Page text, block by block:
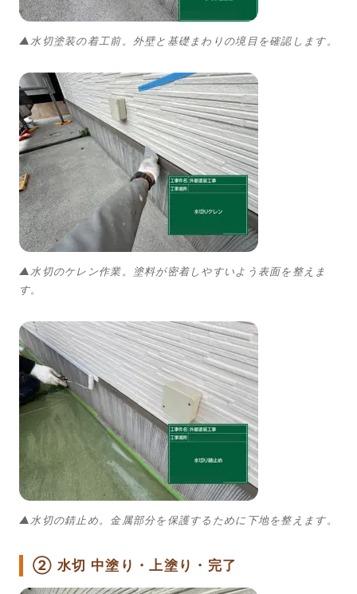
▲水切塗装の着工前。外壁と基礎まわりの境目を確認します。
▲水切のケレン作業。塗料が密着しやすいよう表面を整えま
す。
▲水切の錆止め。金属部分を保護するために下地を整えます。
② 水切 中塗り・上塗り・完了